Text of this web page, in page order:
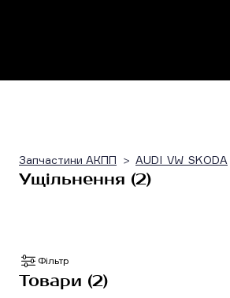
Запчастини АКПП AUDI_VW_SKODA
Ущільнення (2)
Фільтр
Товари (2)